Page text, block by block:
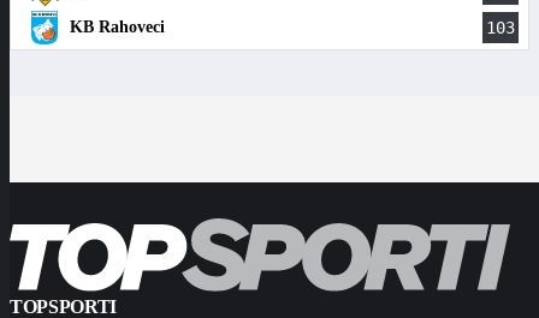
KB Rahoveci 103
TOPSPORTI